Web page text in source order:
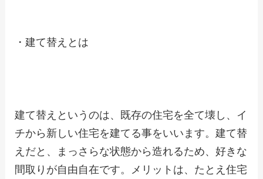
・建て替えとは
建て替えというのは、既存の住宅を全て壊し、イ
チから新しい住宅を建てる事をいいます。建て替
えだと、まっさらな状態から造れるため、好きな
間取りが自由自在です。メリットは、たとえ住宅